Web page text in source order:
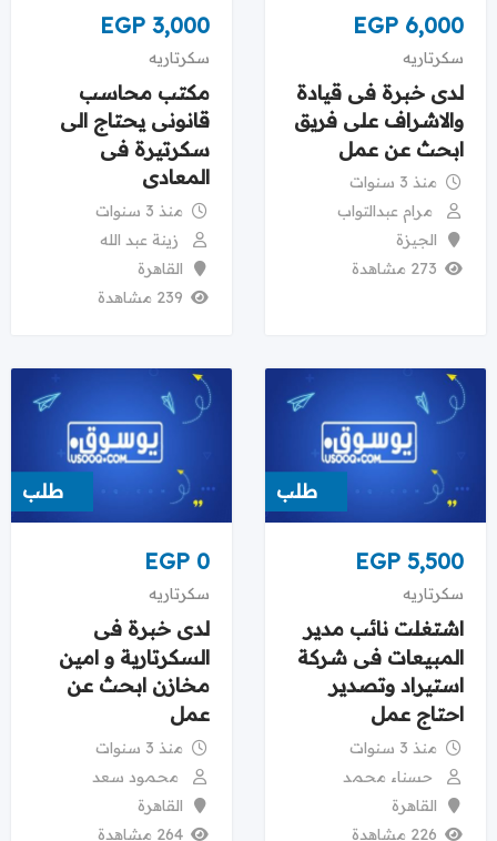
EGP 6,000
سكرتاريه
لدى خبرة فى قيادة
والاشراف على فريق
ابحث عن عمل
منذ 3 سنوات
مرام عبدالتواب
الجيزة
273 مشاهدة
EGP 3,000
سكرتاريه
مكتب محاسب
قانونى يحتاج الى
سكرتيرة فى
المعادى
منذ 3 سنوات
زينة عبد الله
القاهرة
239 مشاهدة
طلب
EGP 5,500
سكرتاريه
اشتغلت نائب مدير
المبيعات فى شركة
استيراد وتصدير
احتاج عمل
منذ 3 سنوات
حسناء محمد
القاهرة
226 مشاهدة
طلب
EGP 0
سكرتاريه
لدى خبرة فى
السكرتارية و امين
مخازن ابحث عن
عمل
منذ 3 سنوات
محمود سعد
القاهرة
264 مشاهدة